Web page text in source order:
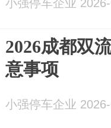
小强停车企业
2026成都双
意事项
小强停车企业